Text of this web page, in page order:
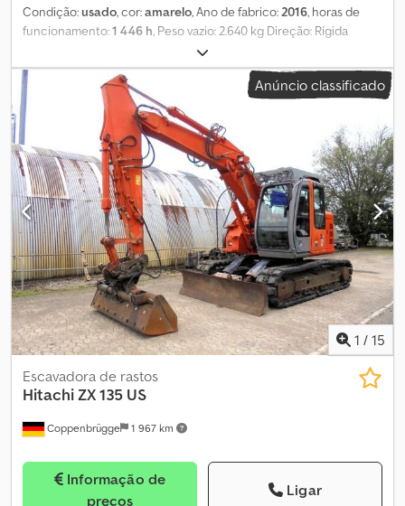
Condição:usado, cor:amarelo, Ano de fabrico:2016, horas de
funcionamento:1 446 h, Peso vazio: 2.640 kg Direção: Rígida
Marca do motor: Kubota V2203 Entre em contato com o
Departamento de Vendas para obter mais informações. Codpfoy
Ik Dpsx Amvsha
Anúncio classificado
1 / 15
Coppenbrügge 1 967 km
Escavadora de rastos
HitachiZX 135 US
Informação de
preços
Ligar